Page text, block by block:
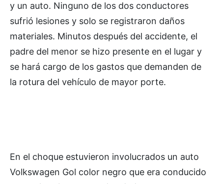
y un auto. Ninguno de los dos conductores
sufrió lesiones y solo se registraron daños
materiales. Minutos después del accidente, el
padre del menor se hizo presente en el lugar y
se hará cargo de los gastos que demanden de
la rotura del vehículo de mayor porte.
En el choque estuvieron involucrados un auto
Volkswagen Gol color negro que era conducido